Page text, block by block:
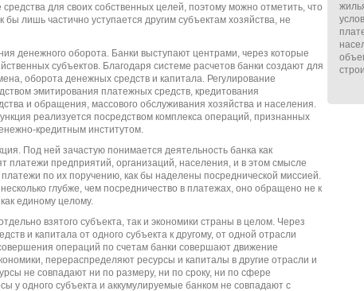
для своих собственных целей, поэтому можно отметить, что
лишь частично уступается другим субъектам хозяйства, не
денежного оборота. Банки выступают центрами, через которые
субъектов. Благодаря системе расчетов банки создают для
оборота денежных средств и капитала. Регулирование
эмитирования платежных средств, кредитования
и обращения, массового обслуживания хозяйства и населения.
реализуется посредством комплекса операций, признанных
кредитным институтом.
Под ней зачастую понимается деятельность банка как
платежи предприятий, организаций, населения, и в этом смысле
по их поручению, как бы наделены посреднической миссией.
глубже, чем посредничество в платежах, оно обращено не к
единому целому.
взятого субъекта, так и экономики страны в целом. Через
и капитала от одного субъекта к другому, от одной отрасли
операций по счетам банки совершают движение
перераспределяют ресурсы и капиталы в другие отрасли и
не совпадают ни по размеру, ни по сроку, ни по сфере
у одного субъекта и аккумулируемые банком не совпадают с